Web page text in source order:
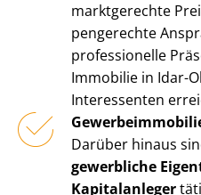
marktgerechte
pen­ge­rech­te
professionelle
Immobilie in Idar-
Interessenten
Darüber hinaus
gewerbliche
Kapitalanleger